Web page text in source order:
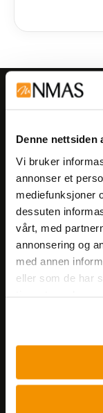
Denne nettsiden
Vi bruker
annonser et
mediefunksjoner
dessuten
vårt, med
annonsering og
med annen
eller som de har
Meld deg
Meld
Nils Hansens vei